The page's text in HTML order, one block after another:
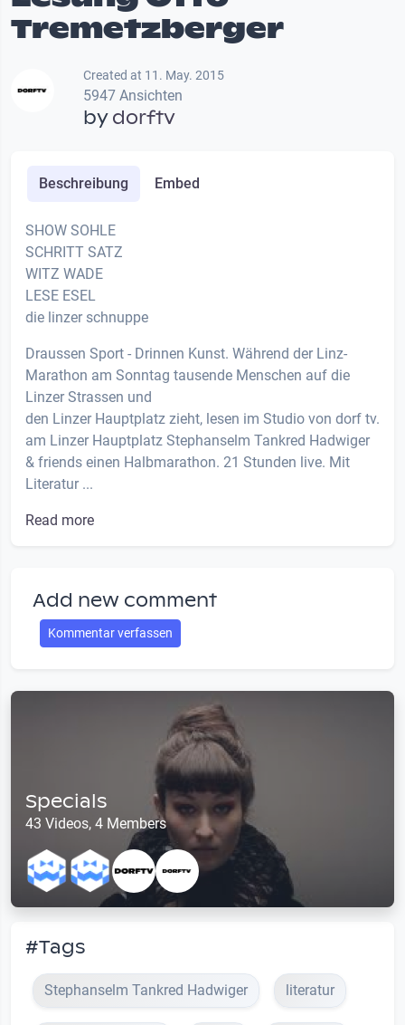
Tremetzberger
Created at 11. May. 2015
5947 Ansichten
bydorftv
Beschreibung Embed
SHOW SOHLE
SCHRITT SATZ
WITZ WADE
LESE ESEL
die linzer schnuppe
Draussen Sport - Drinnen Kunst. Während der Linz-
Marathon am Sonntag tausende Menschen auf die
Linzer Strassen und
den Linzer Hauptplatz zieht, lesen im Studio von dorf tv.
am Linzer Hauptplatz Stephanselm Tankred Hadwiger
& friends einen Halbmarathon. 21 Stunden live. Mit
Literatur ...
Read more
Add new comment
Kommentar verfassen
Specials
43 Videos, 4 Members
#Tags
Stephanselm Tankred Hadwiger literatur